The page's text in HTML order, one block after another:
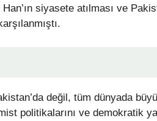
siyasete atılması ve
değil, tüm dünyada
politikalarını ve demokratik